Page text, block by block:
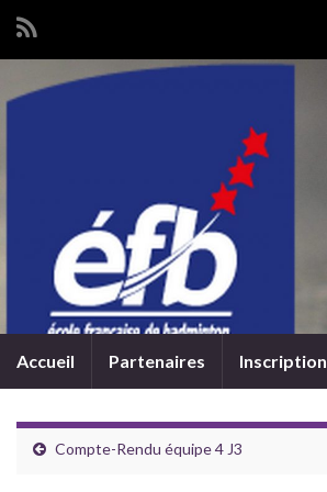
Accueil Partenaires Inscription
Compte-Rendu équipe 4 J3